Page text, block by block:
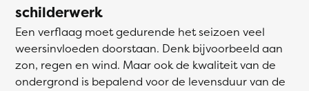
schilderwerk
Een verflaag moet gedurende het seizoen veel
weersinvloeden doorstaan. Denk bijvoorbeeld aan
zon, regen en wind. Maar ook de kwaliteit van de
ondergrond is bepalend voor de levensduur van de